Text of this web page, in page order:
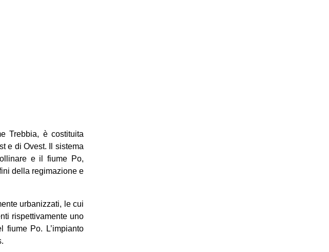
Trebbia, è costituita
e di Ovest. Il sistema
e il fiume Po,
della regimazione e
urbanizzati, le cui
rispettivamente uno
Po. L’impianto